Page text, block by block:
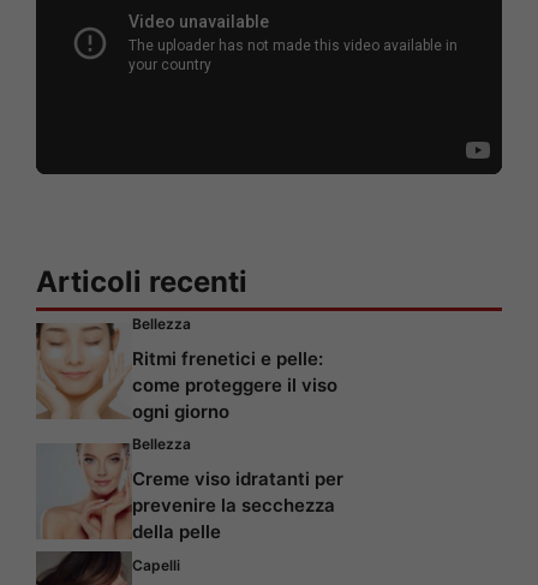
Articoli recenti
Bellezza
Ritmi frenetici e pelle:
come proteggere il viso
ogni giorno
Bellezza
Creme viso idratanti per
prevenire la secchezza
della pelle
Capelli